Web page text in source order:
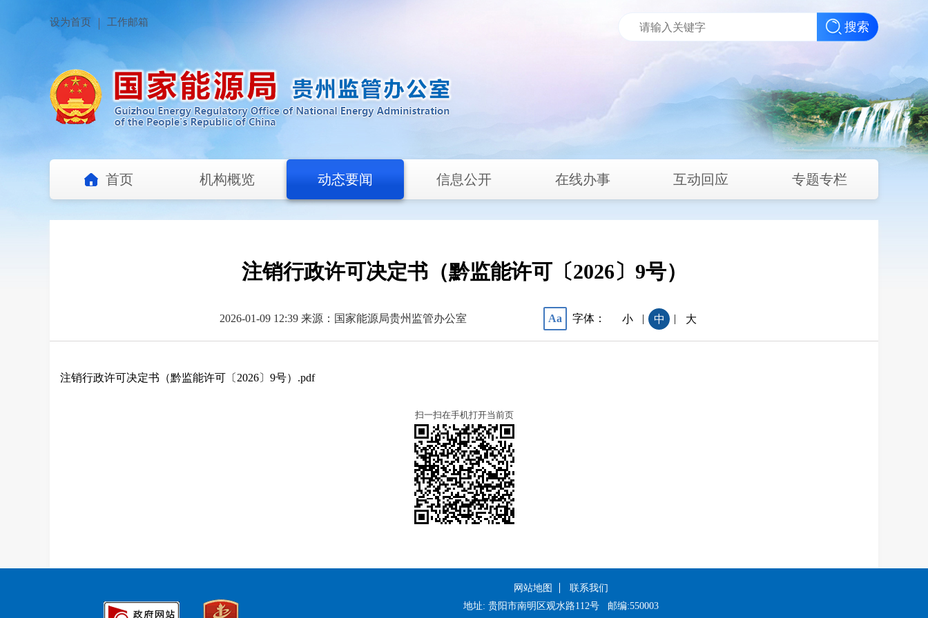
设为首页 工作邮箱 搜索
首页 机构概览 动态要闻 信息公开 在线办事 互动回应 专题专栏
注销行政许可决定书（黔监能许可〔2026〕9号）
2026-01-09 12:39 来源：国家能源局贵州监管办公室 Aa 字体： 小 | 中 | 大
注销行政许可决定书（黔监能许可〔2026〕9号）.pdf
扫一扫在手机打开当前页
网站地图
联系我们
地址: 贵阳市南明区观水路112号
邮编:550003